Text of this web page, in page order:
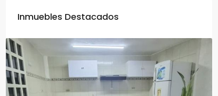
Inmuebles Destacados